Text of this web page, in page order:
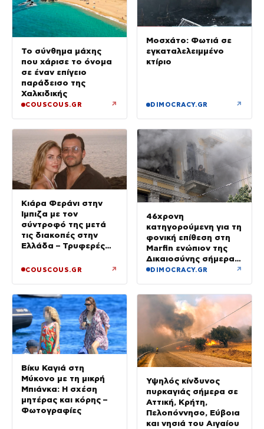
Το σύνθημα μάχης
που χάρισε το όνομα
σε έναν επίγειο
παράδεισο της
Χαλκιδικής
COUSCOUS.GR ↗
Μοσχάτο: Φωτιά σε
εγκαταλελειμμένο
κτίριο
DIMOCRACY.GR ↗
Κιάρα Φεράνι στην
Ίμπιζα με τον
σύντροφό της μετά
τις διακοπές στην
Ελλάδα – Τρυφερές
COUSCOUS.GR ↗
46χρονη
κατηγορούμενη για τη
φονική επίθεση στη
Marfin ενώπιον της
Δικαιοσύνης σήμερα –
Τα στοιχεία που την
DIMOCRACY.GR ↗
Βίκυ Καγιά στη
Μύκονο με τη μικρή
Μπιάνκα: Η σχέση
μητέρας και κόρης –
Φωτογραφίες
Υψηλός κίνδυνος
πυρκαγιάς σήμερα σε
Αττική, Κρήτη,
Πελοπόννησο, Εύβοια
και νησιά του Αιγαίου